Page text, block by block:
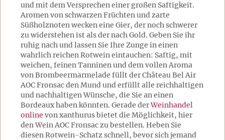
und mit dem Versprechen einer großen Saftigkeit.
Aromen von schwarzen Früchten und zarte
Süßholznoten wecken eine Gier, der noch schwerer
zu widerstehen ist als der nach Gold. Geben Sie ihr
ruhig nach und lassen Sie Ihre Zunge in einen
wahrlich reichen Rotwein eintauchen: Saftig, mit
weichen, feinen Tanninen und dem vollen Aroma
von Brombeermarmelade füllt der Château Bel Air
AOC Fronsac den Mund und erfüllt alle reichhaltigen
und nachhaltigen Wünsche, die Sie an einen
Bordeaux haben könnten. Gerade derWeinhandel
online von xanthurus bietet die Möglichkeit, hier
den Wein AOC Fronsac zu bestellen. Heben Sie
diesen Rotwein-Schatz schnell, bevor sich jemand